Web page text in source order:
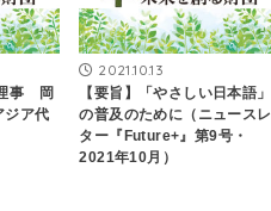
事 岡
ア代
2021.10.13
【要旨】「やさしい日本語」
の普及のために（ニュースレ
ター『Future+』第9号・
2021年10月）